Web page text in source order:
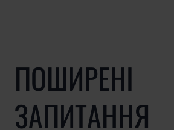
ПОШИРЕНІ
ЗАПИТАННЯ